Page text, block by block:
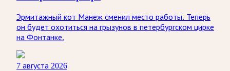
Эрмитажный кот Манеж сменил место работы. Теперь
он будет охотиться на грызунов в петербургском цирке
на Фонтанке.
7 августа 2026